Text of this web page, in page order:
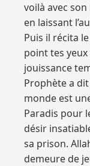
voilà avec
en laissant
Puis il récita
point tes
jouissance
Prophète a
monde est
Paradis pour
désir
sa prison.
demeure de